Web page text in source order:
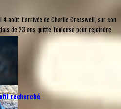
août, l’arrivée de Charlie Cresswell, sur son
de 23 ans quitte Toulouse pour rejoindre
recherché